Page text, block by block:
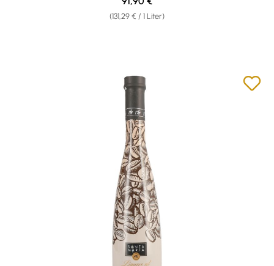
(131,29 € / 1 Liter)